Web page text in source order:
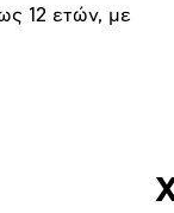
12 ετών, με